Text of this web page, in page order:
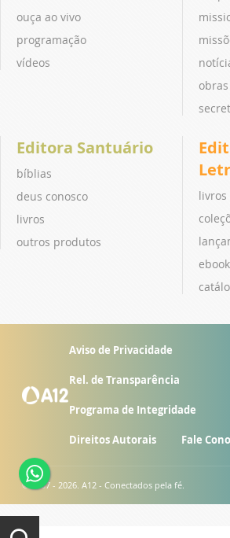
ouça ao vivo
programação
vídeos
Editora Santuário
bíblias
deus conosco
livros
outros produtos
livros
ebook
Aviso de Privacidade
Rel. de Transparência
Programa de Integridade
Direitos Autorais Fale
© 2007 - 2026. A12 - Conectados pela fé.